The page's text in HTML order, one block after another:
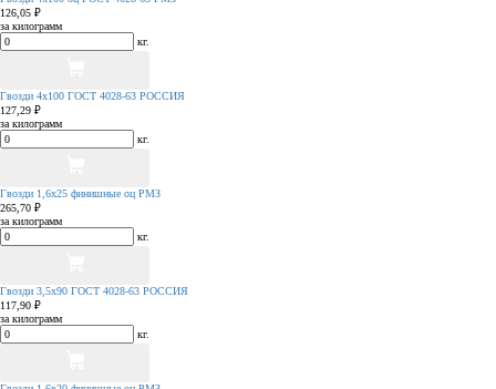
126,05 ₽
за килограмм
кг.
Гвозди 4х100 ГОСТ 4028-63 РОССИЯ
127,29 ₽
за килограмм
кг.
Гвозди 1,6х25 финишные оц РМЗ
265,70 ₽
за килограмм
кг.
Гвозди 3,5х90 ГОСТ 4028-63 РОССИЯ
117,90 ₽
за килограмм
кг.